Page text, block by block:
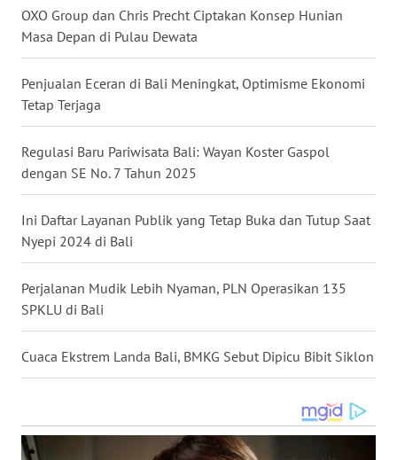
OXO Group dan Chris Precht Ciptakan Konsep Hunian
Masa Depan di Pulau Dewata
Penjualan Eceran di Bali Meningkat, Optimisme Ekonomi
Tetap Terjaga
Regulasi Baru Pariwisata Bali: Wayan Koster Gaspol
dengan SE No. 7 Tahun 2025
Ini Daftar Layanan Publik yang Tetap Buka dan Tutup Saat
Nyepi 2024 di Bali
Perjalanan Mudik Lebih Nyaman, PLN Operasikan 135
SPKLU di Bali
Cuaca Ekstrem Landa Bali, BMKG Sebut Dipicu Bibit Siklon
WN
KALTARA
WN
KALSEL
WN
WN
SULSEL
WN
GORONTALO
WN
WN
MALUKU